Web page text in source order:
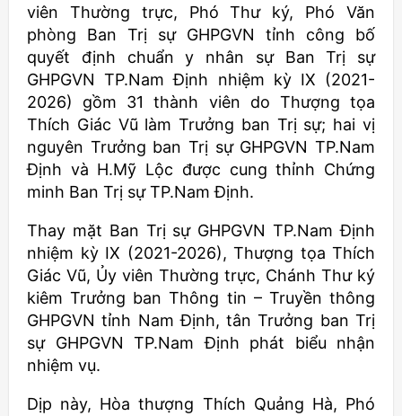
viên Thường trực, Phó Thư ký, Phó Văn
phòng Ban Trị sự GHPGVN tỉnh công bố
quyết định chuẩn y nhân sự Ban Trị sự
GHPGVN TP.Nam Định nhiệm kỳ IX (2021-
2026) gồm 31 thành viên do Thượng tọa
Thích Giác Vũ làm Trưởng ban Trị sự; hai vị
nguyên Trưởng ban Trị sự GHPGVN TP.Nam
Định và H.Mỹ Lộc được cung thỉnh Chứng
minh Ban Trị sự TP.Nam Định.
Thay mặt Ban Trị sự GHPGVN TP.Nam Định
nhiệm kỳ IX (2021-2026), Thượng tọa Thích
Giác Vũ, Ủy viên Thường trực, Chánh Thư ký
kiêm Trưởng ban Thông tin – Truyền thông
GHPGVN tỉnh Nam Định, tân Trưởng ban Trị
sự GHPGVN TP.Nam Định phát biểu nhận
nhiệm vụ.
Dịp này, Hòa thượng Thích Quảng Hà, Phó